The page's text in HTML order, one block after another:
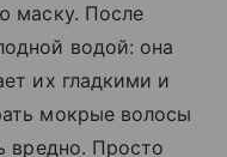
маску. После
водой: она
их гладкими и
мокрые волосы
вредно. Просто